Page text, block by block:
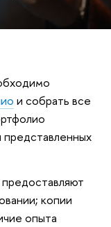
и собрать все
копии
опыта